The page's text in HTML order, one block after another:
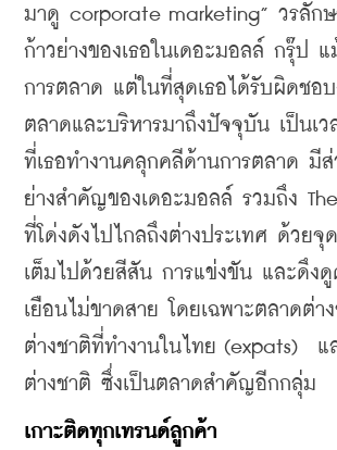
มาดู corporate marketing” วรลั
ก้าวย่างของเธอในเดอะมอลล์ กรุ๊ป แ
การตลาด แต่ในที่สุดเธอได้รับผิดชอ
ตลาดและบริหารมาถึงปัจจุบัน เป็นเว
ที่เธอทำงานคลุกคลีด้านการตลาด มีส่
ย่างสำคัญของเดอะมอลล์ รวมถึง
ที่โด่งดังไปไกลถึงต่างประเทศ ด้วยจุ
เต็มไปด้วยสีสัน การแข่งขัน และดึง
เยือนไม่ขาดสาย โดยเฉพาะตลาดต่า
ต่างชาติที่ทำงานในไทย (expats)  แ
ต่างชาติ ซึ่งเป็นตลาดสำคัญอีกกลุ่ม
เกาะติดทุกเทรนด์ลูกค้า